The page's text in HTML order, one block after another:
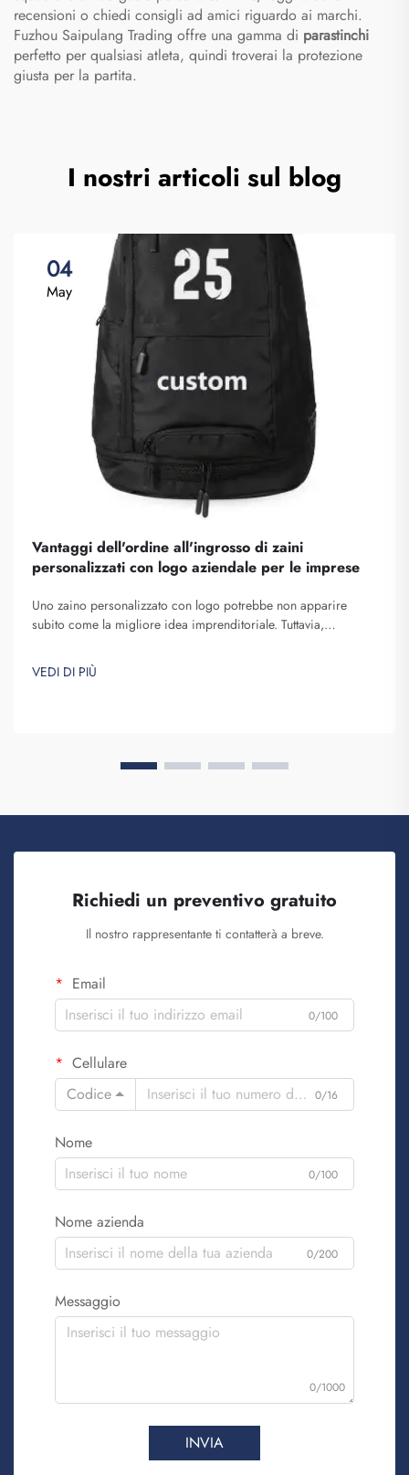
recensioni o chiedi consigli ad amici riguardo ai marchi.
Fuzhou Saipulang Trading offre una gamma di parastinchi
perfetto per qualsiasi atleta, quindi troverai la protezione
giusta per la partita.
I nostri articoli sul blog
04
May
Vantaggi dell'ordine all'ingrosso di zaini
personalizzati con logo aziendale per le imprese
Uno zaino personalizzato con logo potrebbe non apparire
subito come la migliore idea imprenditoriale. Tuttavia,
Saipulang Trading è un'azienda che effettua ordini all'ingrosso
di questi zaini e li fornisce allo scopo di creare consapevolezza
VEDI DI PIÙ
Richiedi un preventivo gratuito
Il nostro rappresentante ti contatterà a breve.
Email
0/100
Cellulare
Codice
0/16
Nome
0/100
Nome azienda
0/200
Messaggio
0/1000
INVIA